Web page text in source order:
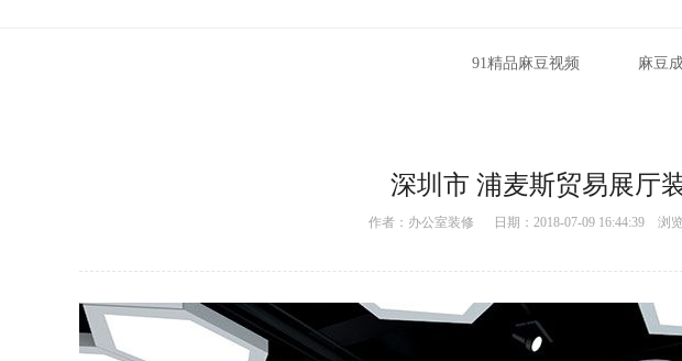
91精品麻豆视频 麻豆
深圳市 浦麦斯贸易展厅
作者： 办公室装修 日期：2018-07-09 16:44:39 浏览次